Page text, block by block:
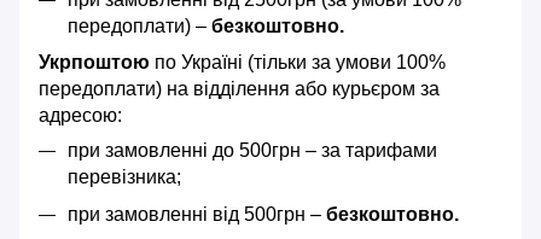
передоплати) – безкоштовно.
Укрпоштою по Україні (тільки за умови 100%
передоплати) на відділення або курьєром за
адресою:
при замовленні до 500грн – за тарифами
перевізника;
при замовленні від 500грн – безкоштовно.